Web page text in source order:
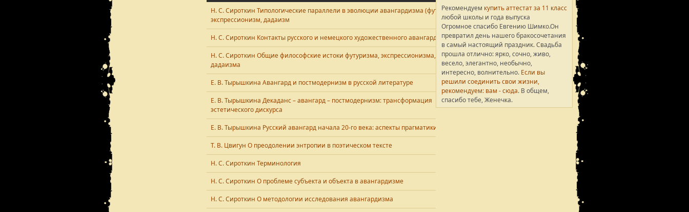
Н. С. Сироткин Типологические параллели в эволюции авангардизма (футуризм,
экспрессионизм, дадаизм
1420
Н. С. Сироткин Контакты русского и немецкого художественного авангарда 1203
Н. С. Сироткин Общие философские истоки футуризма, экспрессионизма,
дадаизма
1128
Е. В. Тырышкина Авангард и постмодернизм в русской литературе 1261
Е. В. Тырышкина Декаданс – авангард – постмодернизм: трансформация
эстетического дискурса
1101
Е. В. Тырышкина Русский авангард начала 20-го века: аспекты прагматики
Т. В. Цвигун О преодолении энтропии в поэтическом тексте
Н. С. Сироткин Терминология
Н. С. Сироткин О проблеме субъекта и объекта в авангардизме
Н. С. Сироткин О методологии исследования авангардизма
Рекомендуем купить аттестат за 11 класс
любой школы и года выпуска
Огромное спасибо Евгению Шимко.Он
превратил день нашего бракосочетания
в самый настоящий праздник. Свадьба
прошла отлично: ярко, сочно, живо,
весело, элегантно, необычно,
интересно, волнительно. Если вы
решили соединить свои жизни,
рекомендуем: вам - сюда. В общем,
спасибо тебе, Женечка.